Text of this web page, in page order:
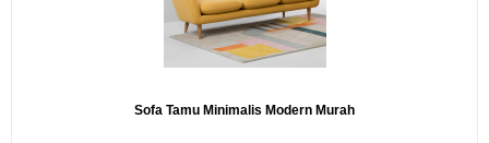
Sofa Tamu Minimalis Modern Murah